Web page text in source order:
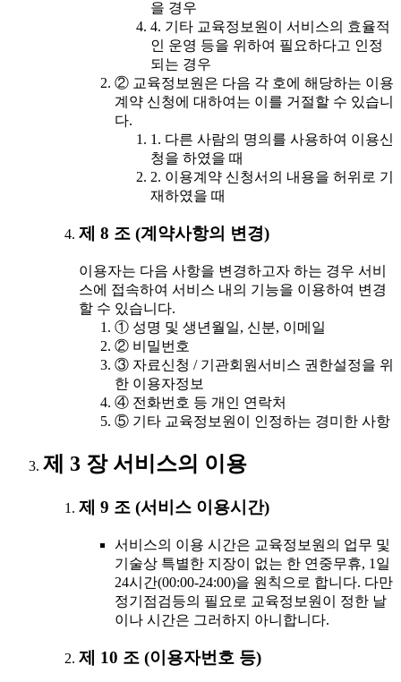
을 경우
4. 기타 교육정보원이 서비스의 효율적
인 운영 등을 위하여 필요하다고 인정
되는 경우
② 교육정보원은 다음 각 호에 해당하는 이용
계약 신청에 대하여는 이를 거절할 수 있습니
다.
1. 다른 사람의 명의를 사용하여 이용신
청을 하였을 때
2. 이용계약 신청서의 내용을 허위로 기
재하였을 때
제 8 조 (계약사항의 변경)
이용자는 다음 사항을 변경하고자 하는 경우 서비
스에 접속하여 서비스 내의 기능을 이용하여 변경
할 수 있습니다.
① 성명 및 생년월일, 신분, 이메일
② 비밀번호
③ 자료신청 / 기관회원서비스 권한설정을 위
한 이용자정보
④ 전화번호 등 개인 연락처
⑤ 기타 교육정보원이 인정하는 경미한 사항
제 3 장 서비스의 이용
제 9 조 (서비스 이용시간)
서비스의 이용 시간은 교육정보원의 업무 및
기술상 특별한 지장이 없는 한 연중무휴, 1일
24시간(00:00-24:00)을 원칙으로 합니다. 다만
정기점검등의 필요로 교육정보원이 정한 날
이나 시간은 그러하지 아니합니다.
제 10 조 (이용자번호 등)